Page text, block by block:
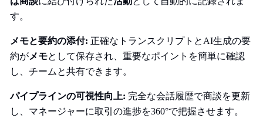
す。
メモと要約の添付: 正確なトランスクリプトとAI生成の要
約がメモとして保存され、重要なポイントを簡単に確認
し、チームと共有できます。
パイプラインの可視性向上: 完全な会話履歴で商談を更新
し、マネージャーに取引の進捗を360°で把握させます。